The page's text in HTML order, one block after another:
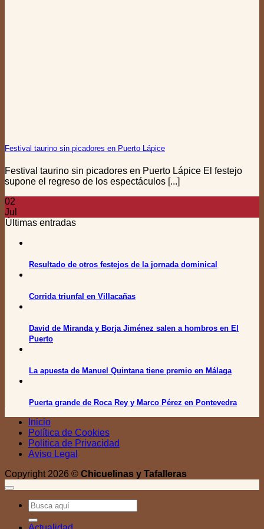
Festival taurino sin picadores en Puerto Lápice
Festival taurino sin picadores en Puerto Lápice El festejo
supone el regreso de los espectáculos [...]
02
Jul
Últimas entradas
Resultado de otros festejos de la jornada dominical
Corrida triunfal en Villacañas
David de Miranda y Borja Jiménez salen a hombros en El
Puerto
La apuesta de Manuel Quintana tiene premio en Málaga
Puerta grande de Roca Rey y Marco Pérez en Pontevedra
Inicio
Política de Cookies
Politica de Privacidad
Aviso Legal
Copyright 2026 © Chicuelinas y Tafalleras